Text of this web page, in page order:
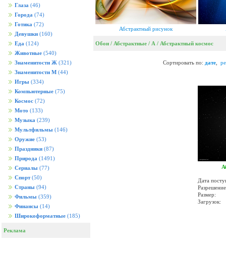
Глаза (46)
Города (74)
Готика (72)
Девушки (160)
Еда (124)
Животные (540)
Знаменитости Ж (321)
Знаменитости М (44)
Игры (334)
Компьютерные (75)
Космос (72)
Мото (133)
Музыка (239)
Мультфильмы (146)
Оружие (53)
Праздники (87)
Природа (1491)
Сериалы (77)
Спорт (50)
Страны (94)
Фильмы (359)
Финансы (14)
Широкоформатные (185)
Реклама
Абстрактный рисунок
Обои / Абстрактные / А / Абстрактный космос
Сортировать по: дате
Дата
Размер:
Загрузок: